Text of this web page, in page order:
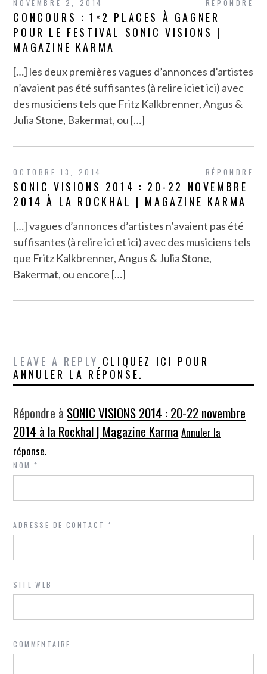
RÉPONDRE
NOVEMBRE 2, 2014
CONCOURS : 1×2 PLACES À GAGNER
POUR LE FESTIVAL SONIC VISIONS |
MAGAZINE KARMA
[…] les deux premières vagues d’annonces d’artistes
n’avaient pas été suffisantes (à relire iciet ici) avec
des musiciens tels que Fritz Kalkbrenner, Angus &
Julia Stone, Bakermat, ou […]
RÉPONDRE
OCTOBRE 13, 2014
SONIC VISIONS 2014 : 20-22 NOVEMBRE
2014 À LA ROCKHAL | MAGAZINE KARMA
[…] vagues d’annonces d’artistes n’avaient pas été
suffisantes (à relire ici et ici) avec des musiciens tels
que Fritz Kalkbrenner, Angus & Julia Stone,
Bakermat, ou encore […]
LEAVE A REPLY CLIQUEZ ICI POUR
ANNULER LA RÉPONSE.
Répondre à SONIC VISIONS 2014 : 20-22 novembre
2014 à la Rockhal | Magazine Karma Annuler la
réponse.
NOM*
ADRESSE DE CONTACT*
SITE WEB
COMMENTAIRE